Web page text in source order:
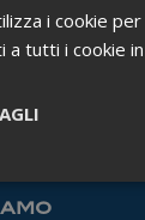
i cookie
a tutti i cookie